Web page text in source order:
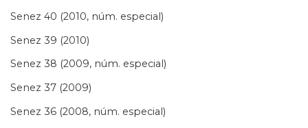
Senez 40 (2010, núm. especial)
Senez 39 (2010)
Senez 38 (2009, núm. especial)
Senez 37 (2009)
Senez 36 (2008, núm. especial)